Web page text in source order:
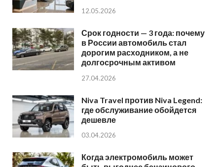
12.05.2026
Срок годности — 3 года: почему
в России автомобиль стал
дорогим расходником, а не
долгосрочным активом
27.04.2026
Niva Travel против Niva Legend:
где обслуживание обойдется
дешевле
03.04.2026
Когда электромобиль может